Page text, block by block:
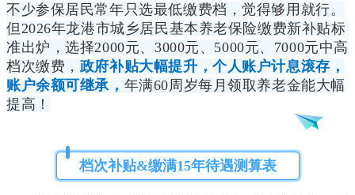
不少参保居民常年只选最低缴费档，觉得够用就行。
但2026年龙港市城乡居民基本养老保险缴费新补贴标
准出炉，选择2000元、3000元、5000元、7000元中高
档次缴费， 政府补贴大幅提升，个人账户计息滚存，
账户余额可继承， 年满60周岁每月领取养老金能大幅
提高！
档次补贴&缴满15年待遇测算表